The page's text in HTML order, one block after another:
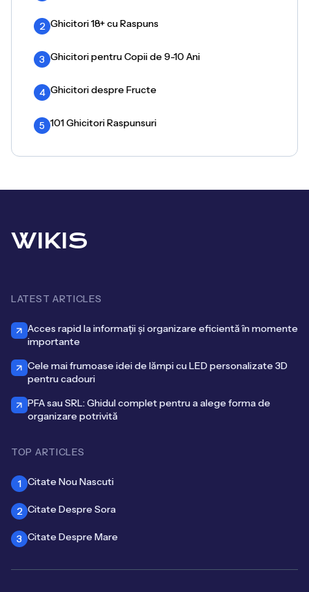
2 Ghicitori 18+ cu Raspuns
3 Ghicitori pentru Copii de 9-10 Ani
4 Ghicitori despre Fructe
5 101 Ghicitori Raspunsuri
WIKIS
LATEST ARTICLES
Acces rapid la informații și organizare eficientă în momente
importante
Cele mai frumoase idei de lămpi cu LED personalizate 3D
pentru cadouri
PFA sau SRL: Ghidul complet pentru a alege forma de
organizare potrivită
TOP ARTICLES
1 Citate Nou Nascuti
2 Citate Despre Sora
3 Citate Despre Mare